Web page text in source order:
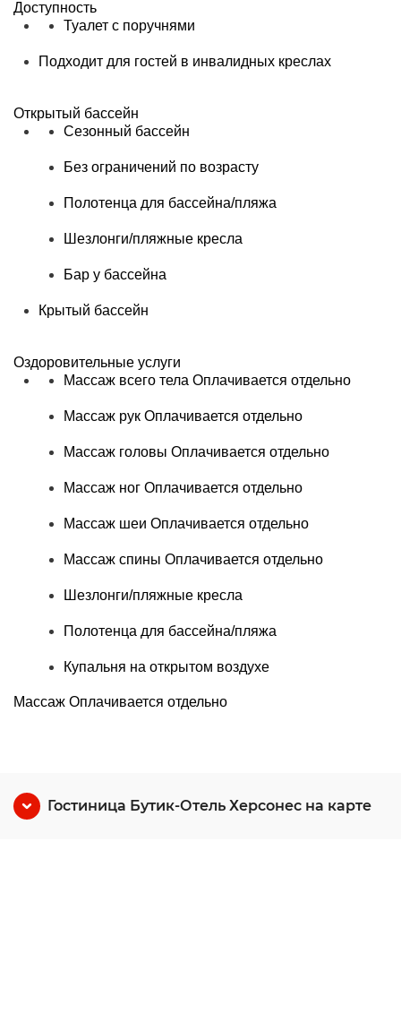
Доступность
Туалет с поручнями
Подходит для гостей в инвалидных креслах
Открытый бассейн
Сезонный бассейн
Без ограничений по возрасту
Полотенца для бассейна/пляжа
Шезлонги/пляжные кресла
Бар у бассейна
Крытый бассейн
Оздоровительные услуги
Массаж всего тела Оплачивается отдельно
Массаж рук Оплачивается отдельно
Массаж головы Оплачивается отдельно
Массаж ног Оплачивается отдельно
Массаж шеи Оплачивается отдельно
Массаж спины Оплачивается отдельно
Шезлонги/пляжные кресла
Полотенца для бассейна/пляжа
Купальня на открытом воздухе
Массаж Оплачивается отдельно
Гостиница Бутик-Отель Херсонес на карте